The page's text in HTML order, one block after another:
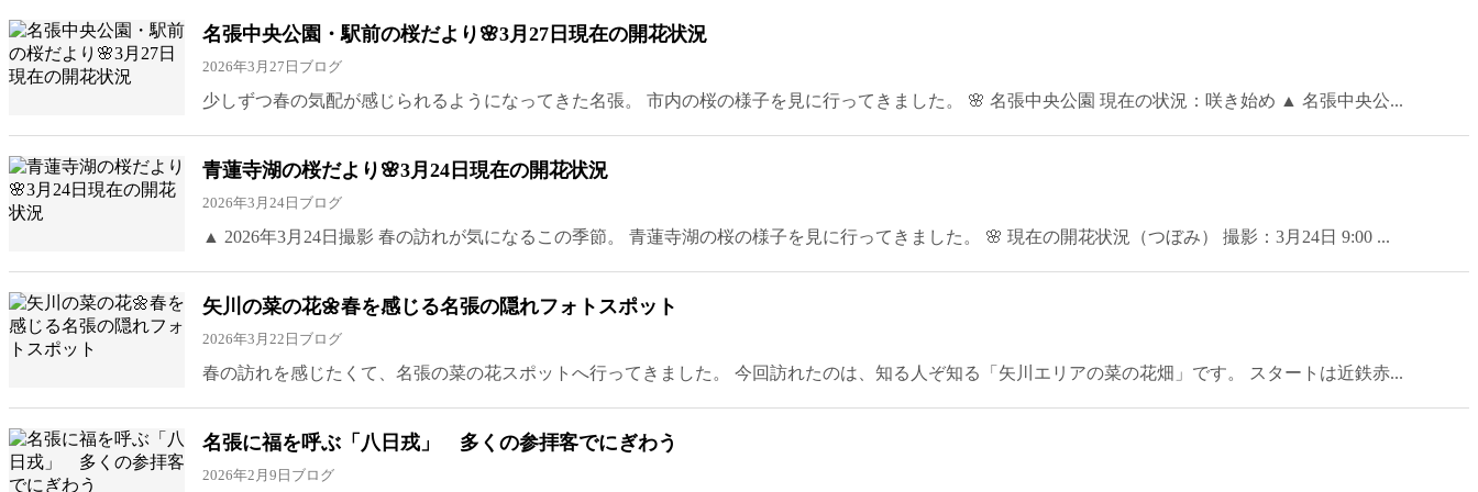
名張中央公園・駅前の桜だより🌸3月27日現在の開花状況
2026年3月27日 ブログ
少しずつ春の気配が感じられるようになってきた名張。 市内の桜の様子を見に行ってきました。 🌸 名張中央公園 現在の状況：咲き始め ▲ 名張中央公...
青蓮寺湖の桜だより🌸3月24日現在の開花状況
2026年3月24日 ブログ
▲ 2026年3月24日撮影 春の訪れが気になるこの季節。 青蓮寺湖の桜の様子を見に行ってきました。 🌸 現在の開花状況（つぼみ） 撮影：3月24日 9:00 ...
矢川の菜の花🌼春を感じる名張の隠れフォトスポット
2026年3月22日 ブログ
春の訪れを感じたくて、名張の菜の花スポットへ行ってきました。 今回訪れたのは、知る人ぞ知る「矢川エリアの菜の花畑」です。 スタートは近鉄赤...
名張に福を呼ぶ「八日戎」 多くの参拝客でにぎわう
2026年2月9日 ブログ